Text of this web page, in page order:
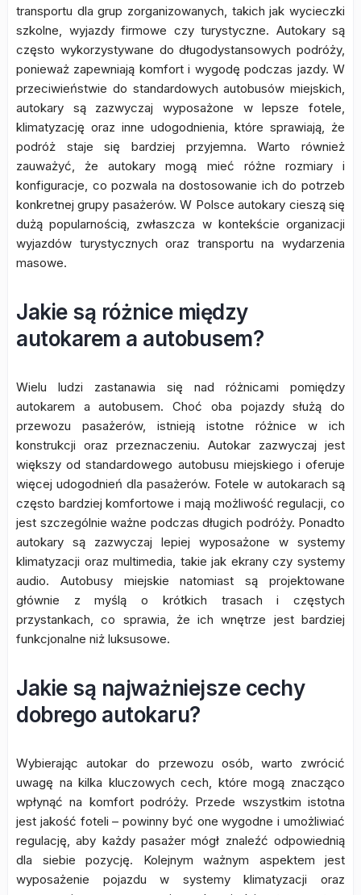
transportu dla grup zorganizowanych, takich jak wycieczki
szkolne, wyjazdy firmowe czy turystyczne. Autokary są
często wykorzystywane do długodystansowych podróży,
ponieważ zapewniają komfort i wygodę podczas jazdy. W
przeciwieństwie do standardowych autobusów miejskich,
autokary są zazwyczaj wyposażone w lepsze fotele,
klimatyzację oraz inne udogodnienia, które sprawiają, że
podróż staje się bardziej przyjemna. Warto również
zauważyć, że autokary mogą mieć różne rozmiary i
konfiguracje, co pozwala na dostosowanie ich do potrzeb
konkretnej grupy pasażerów. W Polsce autokary cieszą się
dużą popularnością, zwłaszcza w kontekście organizacji
wyjazdów turystycznych oraz transportu na wydarzenia
masowe.
Jakie są różnice między
autokarem a autobusem?
Wielu ludzi zastanawia się nad różnicami pomiędzy
autokarem a autobusem. Choć oba pojazdy służą do
przewozu pasażerów, istnieją istotne różnice w ich
konstrukcji oraz przeznaczeniu. Autokar zazwyczaj jest
większy od standardowego autobusu miejskiego i oferuje
więcej udogodnień dla pasażerów. Fotele w autokarach są
często bardziej komfortowe i mają możliwość regulacji, co
jest szczególnie ważne podczas długich podróży. Ponadto
autokary są zazwyczaj lepiej wyposażone w systemy
klimatyzacji oraz multimedia, takie jak ekrany czy systemy
audio. Autobusy miejskie natomiast są projektowane
głównie z myślą o krótkich trasach i częstych
przystankach, co sprawia, że ich wnętrze jest bardziej
funkcjonalne niż luksusowe.
Jakie są najważniejsze cechy
dobrego autokaru?
Wybierając autokar do przewozu osób, warto zwrócić
uwagę na kilka kluczowych cech, które mogą znacząco
wpłynąć na komfort podróży. Przede wszystkim istotna
jest jakość foteli – powinny być one wygodne i umożliwiać
regulację, aby każdy pasażer mógł znaleźć odpowiednią
dla siebie pozycję. Kolejnym ważnym aspektem jest
wyposażenie pojazdu w systemy klimatyzacji oraz